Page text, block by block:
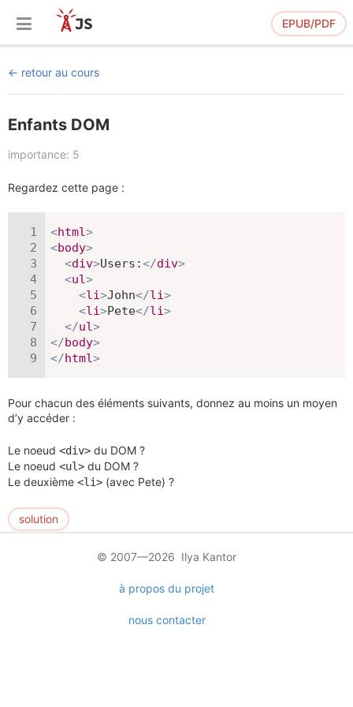
EPUB/PDF
retour au cours
Enfants DOM
importance: 5
Regardez cette page :
<html>
<body>
<div>Users:</div>
<ul>
<li>John</li>
<li>Pete</li>
</ul>
</body>
</html>
Pour chacun des éléments suivants, donnez au moins un moyen
d’y accéder :
Le noeud <div> du DOM ?
Le noeud <ul> du DOM ?
Le deuxième <li> (avec Pete) ?
solution
© 2007—2026 Ilya Kantor
à propos du projet
nous contacter